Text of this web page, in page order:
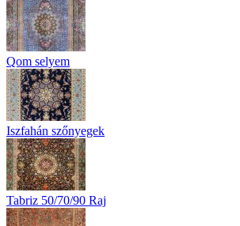
Qom selyem
Iszfahán szőnyegek
Tabriz 50/70/90 Raj